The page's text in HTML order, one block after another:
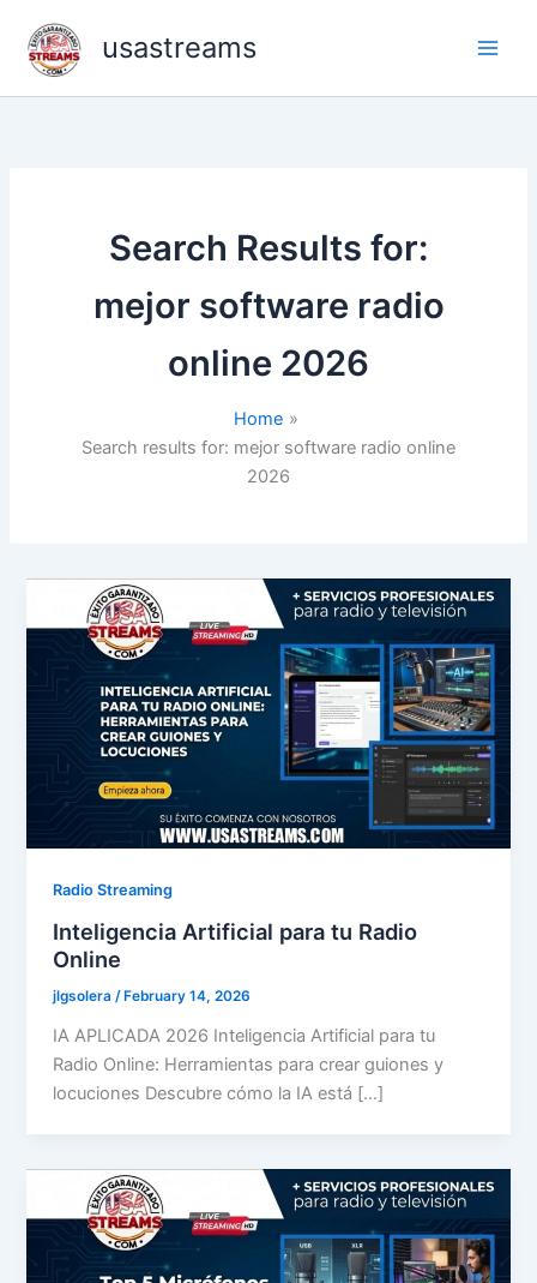
content
usastreams
Search Results for:
mejor software radio
online 2026
Home
Search results for: mejor software radio online
2026
Radio Streaming
Inteligencia Artificial para tu Radio
Online
jlgsolera/February 14, 2026
IA APLICADA 2026 Inteligencia Artificial para tu
Radio Online: Herramientas para crear guiones y
locuciones Descubre cómo la IA está […]